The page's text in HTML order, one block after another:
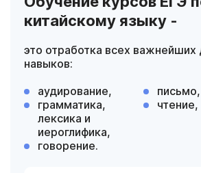
китайскому языку -
это отработка всех важнейших
навыков:
аудирование,
письмо,
грамматика,
лексика и
иероглифика,
чтение,
говорение.